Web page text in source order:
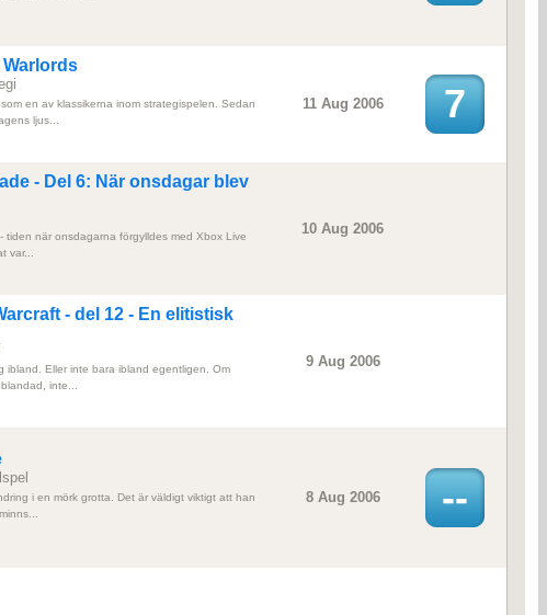
en av klassikerna inom strategispelen. Sedan
ljus...
11 Aug 2006 7
- Del 6: När onsdagar blev
tiden när onsdagarna förgylldes med Xbox Live
var...
10 Aug 2006
- del 12 - En elitistisk
ibland. Eller inte bara ibland egentligen. Om
inte...
9 Aug 2006
i en mörk grotta. Det är väldigt viktigt att han
8 Aug 2006 --